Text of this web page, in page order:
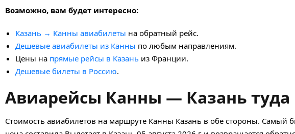
Возможно, вам будет интересно:
Казань → Канны авиабилеты на обратный рейс.
Дешевые авиабилеты из Канны по любым направлениям.
Цены на прямые рейсы в Казань из Франции.
Дешевые билеты в Россию.
Авиарейсы Канны — Казань туда
Стоимость авиабилетов на маршруте Канны Казань в обе стороны. Самый